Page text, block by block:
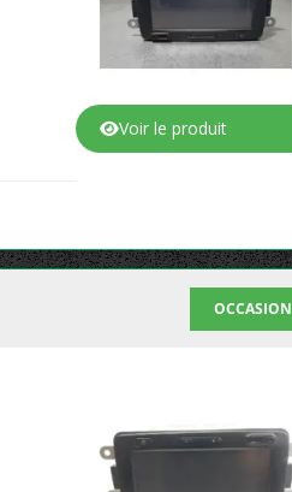
Voir le produit
OCCASION